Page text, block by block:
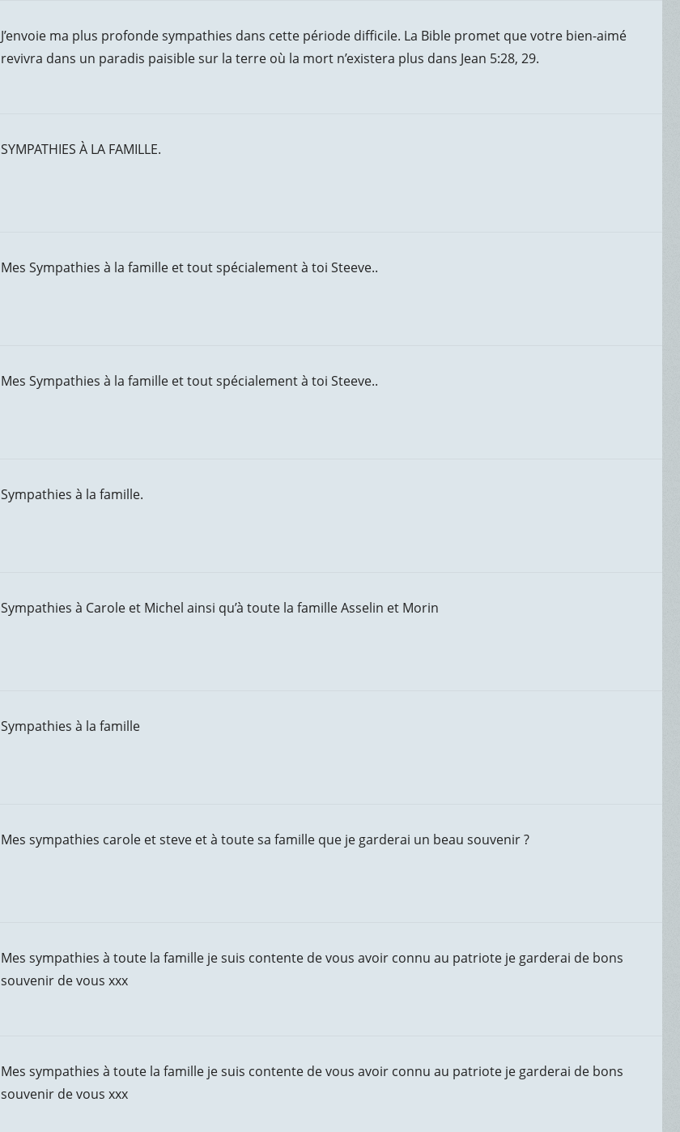
J’envoie ma plus profonde sympathies dans cette période difficile. La Bible promet que votre bien-aimé
revivra dans un paradis paisible sur la terre où la mort n’existera plus dans Jean 5:28, 29.
SYMPATHIES À LA FAMILLE.
Mes Sympathies à la famille et tout spécialement à toi Steeve..
Mes Sympathies à la famille et tout spécialement à toi Steeve..
Sympathies à la famille.
Sympathies à Carole et Michel ainsi qu’à toute la famille Asselin et Morin
Sympathies à la famille
Mes sympathies carole et steve et à toute sa famille que je garderai un beau souvenir ?
Mes sympathies à toute la famille je suis contente de vous avoir connu au patriote je garderai de bons
souvenir de vous xxx
Mes sympathies à toute la famille je suis contente de vous avoir connu au patriote je garderai de bons
souvenir de vous xxx